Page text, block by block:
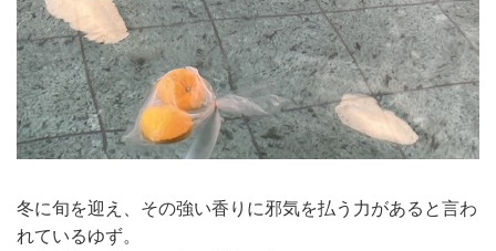
冬に旬を迎え、その強い香りに邪気を払う力があると言わ
れているゆず。